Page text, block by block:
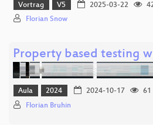
Vortrag V5 2025-03-22
Florian Snow
Property based testing
Aula 2024 2024-10-17
61
Florian Bruhin